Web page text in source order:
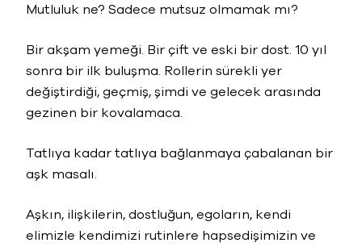
Mutluluk ne? Sadece mutsuz olmamak mı?
Bir akşam yemeği. Bir çift ve eski bir dost. 10 yıl
sonra bir ilk buluşma. Rollerin sürekli yer
değiştirdiği, geçmiş, şimdi ve gelecek arasında
gezinen bir kovalamaca.
Tatlıya kadar tatlıya bağlanmaya çabalanan bir
aşk masalı.
Aşkın, ilişkilerin, dostluğun, egoların, kendi
elimizle kendimizi rutinlere hapsedişimizin ve